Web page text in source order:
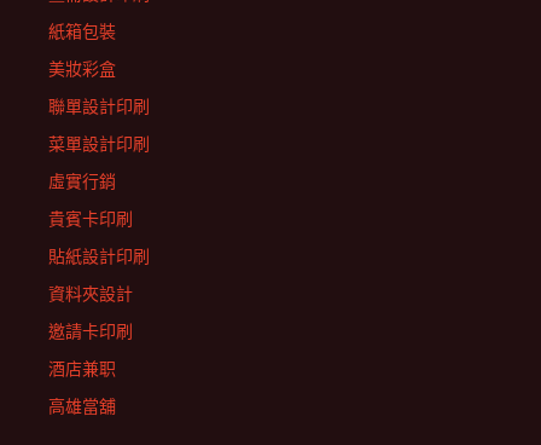
紙箱包裝
美妝彩盒
聯單設計印刷
菜單設計印刷
虛實行銷
貴賓卡印刷
貼紙設計印刷
資料夾設計
邀請卡印刷
酒店兼职
高雄當舖